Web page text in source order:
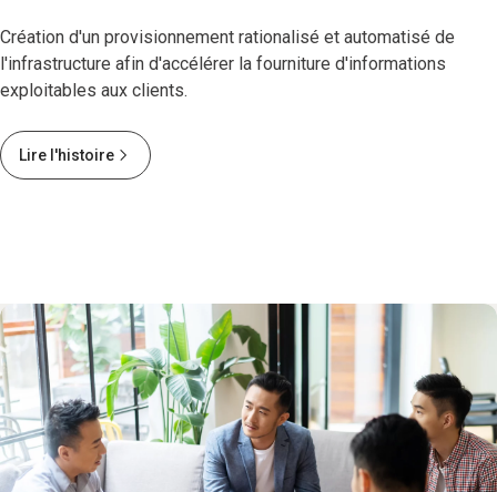
Création d'un provisionnement rationalisé et automatisé de
l'infrastructure afin d'accélérer la fourniture d'informations
exploitables aux clients.
Lire l'histoire